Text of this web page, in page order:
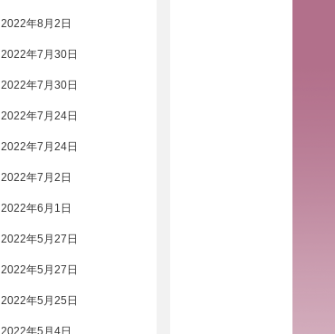
2022年8月2日
2022年7月30日
2022年7月30日
2022年7月24日
2022年7月24日
2022年7月2日
2022年6月1日
2022年5月27日
2022年5月27日
2022年5月25日
2022年5月4日